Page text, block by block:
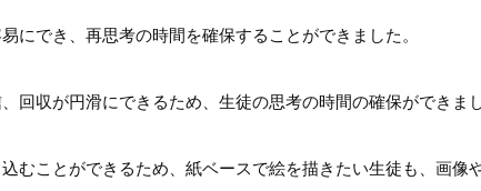
にでき、再思考の時間を確保することができました。
回収が円滑にできるため、生徒の思考の時間の確保ができまし
むことができるため、紙ベースで絵を描きたい生徒も、画